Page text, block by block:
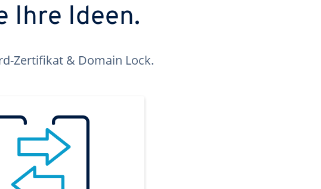
Ihre Ideen.
Zertifikat & Domain Lock.